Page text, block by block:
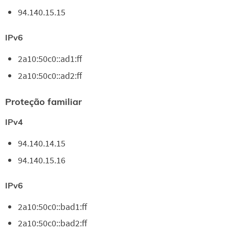
94.140.15.15
IPv6
2a10:50c0::ad1:ff
2a10:50c0::ad2:ff
Proteção familiar
IPv4
94.140.14.15
94.140.15.16
IPv6
2a10:50c0::bad1:ff
2a10:50c0::bad2:ff